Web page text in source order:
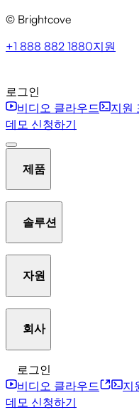
© Brightcove
+1 888 882 1880지원
로그인
비디오 클라우드
지원
데모 신청하기
제품
개발자 API
솔루션
금융 서비스
방송사 의료 및 제약
자원
Brightcove Academy
회사
브라이트코브에 관하여
로그인
비디오 클라우드
지
데모 신청하기